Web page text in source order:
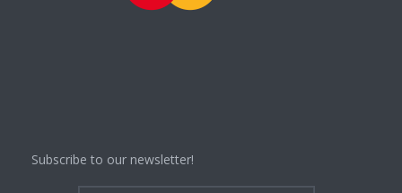
Subscribe to our newsletter!